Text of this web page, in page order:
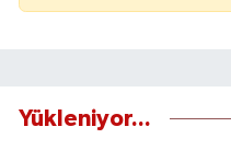
Yükleniyor...